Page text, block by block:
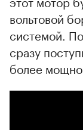
вольтовой
системой.
сразу
более